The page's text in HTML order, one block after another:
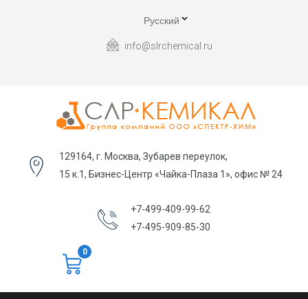
Русский
info@slrchemical.ru
129164, г. Москва, Зубарев переулок,
15 к.1, Бизнес-Центр «Чайка-Плаза 1», офис № 24
+7-499-409-99-62
+7-495-909-85-30
0